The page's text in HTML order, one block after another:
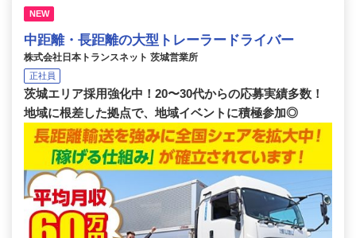
NEW
中距離・長距離の大型トレーラードライバー
株式会社日本トランスネット 茨城営業所
正社員
茨城エリア採用強化中！20〜30代からの応募実績多数！
地域に根差した拠点で、地域イベントに積極参加◎